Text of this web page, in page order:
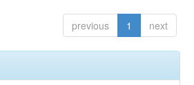
previous 1 next